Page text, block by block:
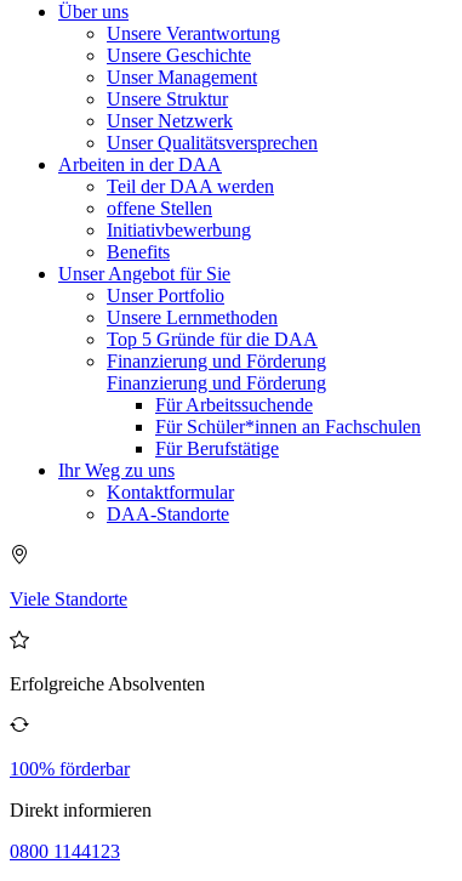
Über uns
Unsere Verantwortung
Unsere Geschichte
Unser Management
Unsere Struktur
Unser Netzwerk
Unser Qualitätsversprechen
Arbeiten in der DAA
Teil der DAA werden
offene Stellen
Initiativbewerbung
Benefits
Unser Angebot für Sie
Unser Portfolio
Unsere Lernmethoden
Top 5 Gründe für die DAA
Finanzierung und Förderung
Finanzierung und Förderung
Für Arbeitssuchende
Für Schüler*innen an Fachschulen
Für Berufstätige
Ihr Weg zu uns
Kontaktformular
DAA-Standorte
Viele Standorte
Erfolgreiche Absolventen
100% förderbar
Direkt informieren
0800 1144123